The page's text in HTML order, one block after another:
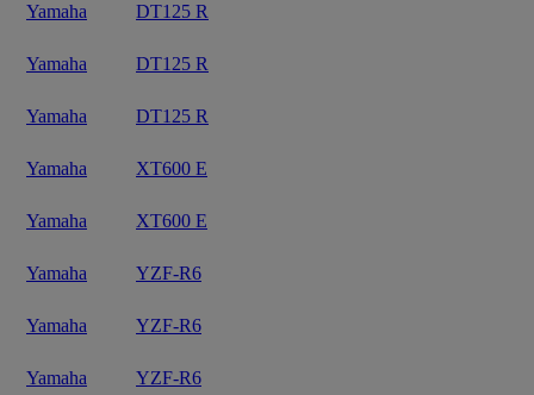
Yamaha DT125 R
Yamaha DT125 R
Yamaha DT125 R
Yamaha XT600 E
Yamaha XT600 E
Yamaha YZF-R6
Yamaha YZF-R6
Yamaha YZF-R6